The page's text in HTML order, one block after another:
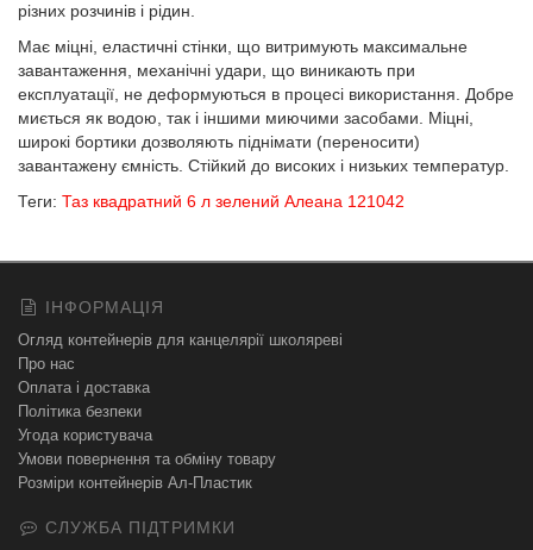
різних розчинів і рідин.
Має міцні, еластичні стінки, що витримують максимальне
завантаження, механічні удари, що виникають при
експлуатації, не деформуються в процесі використання. Добре
миється як водою, так і іншими миючими засобами. Міцні,
широкі бортики дозволяють піднімати (переносити)
завантажену ємність. Стійкий до високих і низьких температур.
Теги: Таз квадратний 6 л зелений Алеана 121042
ІНФОРМАЦІЯ
Огляд контейнерів для канцелярії школяреві
Про нас
Оплата і доставка
Політика безпеки
Угода користувача
Умови повернення та обміну товару
Розміри контейнерів Ал-Пластик
СЛУЖБА ПІДТРИМКИ